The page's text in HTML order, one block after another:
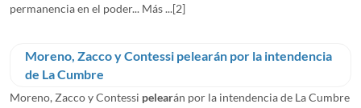
permanencia en el poder... Más ...[2]
Moreno, Zacco y Contessi pelearán por la intendencia
de La Cumbre
Moreno, Zacco y Contessi pelearán por la intendencia de La Cumbre